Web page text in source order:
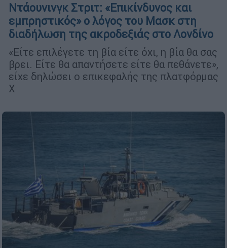
Ντάουνινγκ Στριτ: «Επικίνδυνος και
εμπρηστικός» ο λόγος του Μασκ στη
διαδήλωση της ακροδεξιάς στο Λονδίνο
«Είτε επιλέγετε τη βία είτε όχι, η βία θα σας
βρει. Είτε θα απαντήσετε είτε θα πεθάνετε»,
είχε δηλώσει ο επικεφαλής της πλατφόρμας
Χ